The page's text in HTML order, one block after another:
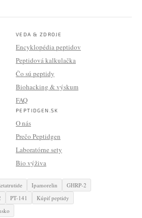
VEDA & ZDROJE
Encyklopédia peptidov
Peptidová kalkulačka
Čo sú peptidy
Biohacking & výskum
FAQ
PEPTIDGEN.SK
O nás
Prečo Peptidgen
Laboratórne sety
Bio výživa
Ipamorelin
GHRP-2
PT-141
Kúpiť peptidy